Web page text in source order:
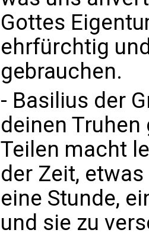
Gottes
ehrfürchtig
gebrauchen.
- Basilius der
deinen
Teilen macht
der Zeit,
eine Stunde,
und sie zu